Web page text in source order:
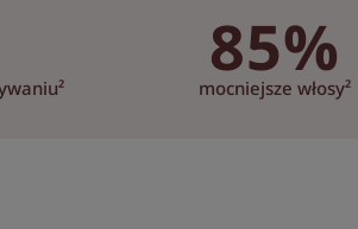
Zalety konsystencji 85%
mocniejsze włosy²